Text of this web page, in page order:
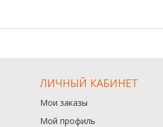
ЛИЧНЫЙ КАБИНЕТ
Мои заказы
Мой профиль